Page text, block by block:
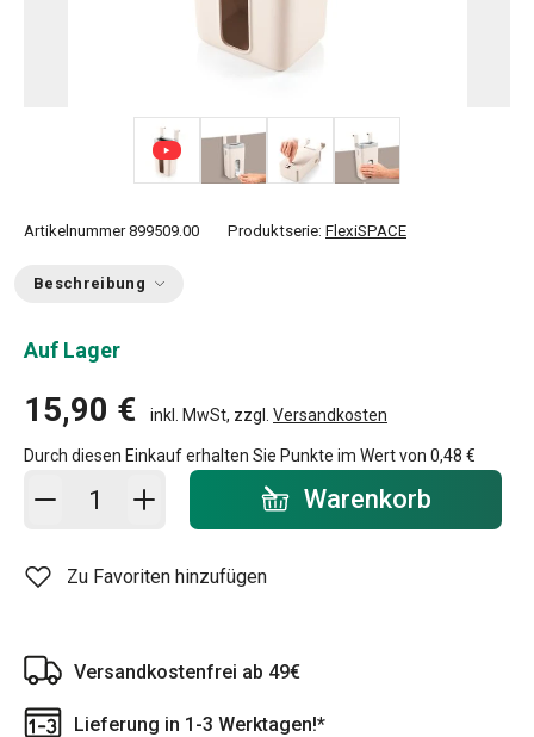
Artikelnummer 899509.00 Produktserie: FlexiSPACE
Beschreibung
Auf Lager
15,90 € inkl. MwSt, zzgl. Versandkosten
Durch diesen Einkauf erhalten Sie Punkte im Wert von 0,48 €
In den Warenkorb - Menge Warenkorb
Zu Favoriten hinzufügen
Versandkostenfrei ab 49€
Lieferung in 1-3 Werktagen!*